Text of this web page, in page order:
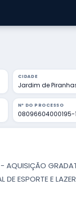
CIDADE
Jardim de
Nº DO PROCESSO
DE ESPORTE E